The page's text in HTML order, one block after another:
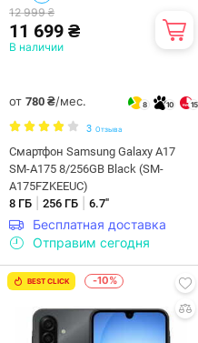
12 999 ₴
11 699 ₴
В наличии
от 780 ₴/мес. 8 10 15
3 Отзыва
Смартфон Samsung Galaxy A17
SM-A175 8/256GB Black (SM-
A175FZKEEUC)
8 ГБ
256 ГБ 6.7"
Бесплатная доставка
Отправим сегодня
BEST CLICK -10%